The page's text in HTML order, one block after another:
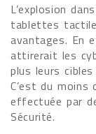
L’explosion
tablettes
avantages. En
attirerait les
plus leurs
C’est du moins
effectuée par
Sécurité.